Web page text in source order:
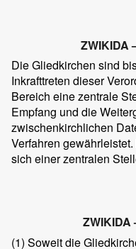
ZWIKIDA
Die Gliedkirchen sind
Inkrafttreten dieser
Bereich eine zentrale
Empfang und die
zwischenkirchlichen
Verfahren
sich einer zentralen
ZWIKIDA
(1) Soweit die